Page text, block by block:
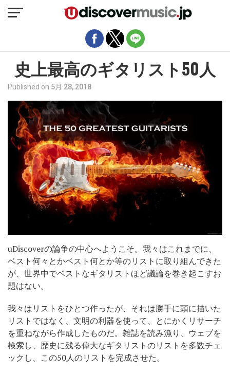
史上最高のギタリスト50人
Published on 5月 28, 2018
uDiscoverの論争の中心へようこそ。我々はこれまでに、
ベスト何々とかベスト何とか等のリストに取り組んできた
が、世界中でベストなギタリストほど議論を巻き起こすお
題はない。
我々はリストをひとつ作ったが、それは勝手に頭に描いた
リストではなく、文明の利器を使って、とにかくリサーチ
を重ねながら作成したものだ。雑誌を読み漁り、ウェブを
検索し、歴史に残る偉大なギタリストのリストを多数チェ
ックし、この50人のリストを完成させた。
モバイルバージョンを終了